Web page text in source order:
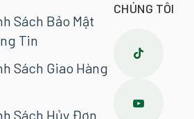
Sách Bảo Mật
Tin
Sách Giao Hàng
Sách Hủy Đơn
CHÚNG TÔI